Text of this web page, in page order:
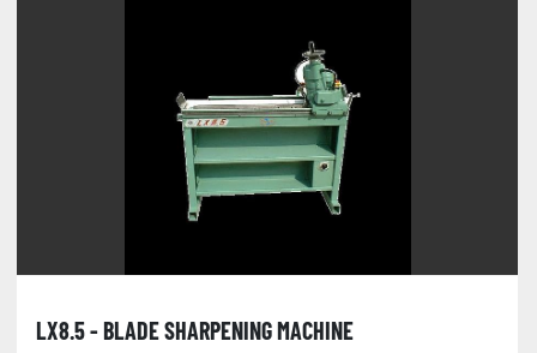
LX8.5 - BLADE SHARPENING MACHINE